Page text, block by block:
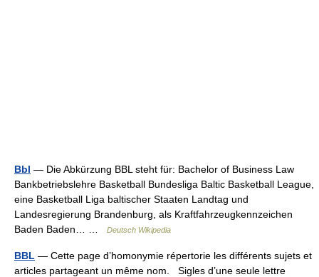
Bbl — Die Abkürzung BBL steht für: Bachelor of Business Law
Bankbetriebslehre Basketball Bundesliga Baltic Basketball League,
eine Basketball Liga baltischer Staaten Landtag und
Landesregierung Brandenburg, als Kraftfahrzeugkennzeichen
Baden Baden… …
Deutsch Wikipedia
BBL — Cette page d’homonymie répertorie les différents sujets et
articles partageant un même nom. Sigles d’une seule lettre